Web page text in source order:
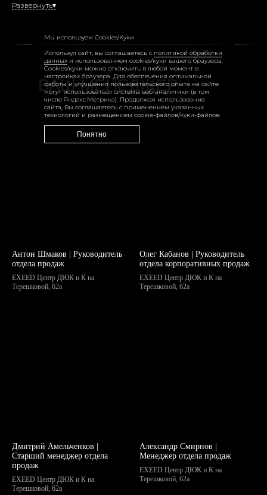
Развернуть▾
ВАШ МЕНЕДЖЕР
Антон Шмаков | Руководитель
отдела продаж
EXEED Центр ДЮК и К на
Терешковой, 62а
Олег Кабанов | Руководитель
отдела корпоративных продаж
EXEED Центр ДЮК и К на
Терешковой, 62а
Дмитрий Амельченков |
Старший менеджер отдела
продаж
EXEED Центр ДЮК и К на
Терешковой, 62а
Александр Смирнов |
Менеджер отдела продаж
EXEED Центр ДЮК и К на
Терешковой, 62а
Мы используем Cookies/Куки
Используя сайт, вы соглашаетесь с политикой обработки
данных и использованием cookies/куки вашего браузера.
Cookies/куки можно отключить в любой момент в
настройках браузера. Для обеспечения оптимальной
работы и улучшения пользовательского опыта на сайте
могут использоваться системы веб-аналитики (в том
числе Яндекс.Метрика). Продолжая использование
сайта, Вы соглашаетесь с применением указанных
технологий и размещением cookie-файлов/куки-файлов.
Понятно